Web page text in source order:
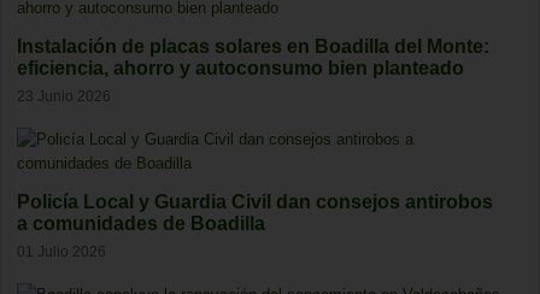
Instalación de placas solares en Boadilla del Monte:
eficiencia, ahorro y autoconsumo bien planteado
23 Junio 2026
Policía Local y Guardia Civil dan consejos antirobos
a comunidades de Boadilla
01 Julio 2026